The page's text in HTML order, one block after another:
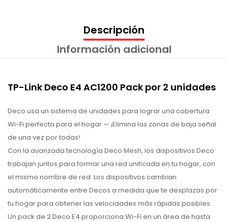
Descripción
Información adicional
TP-Link Deco E4 AC1200 Pack por 2 unidades
Deco usa un sistema de unidades para lograr una cobertura
Wi-Fi perfecta para el hogar — ¡Elimina las zonas de baja señal
de una vez por todas!
Con la avanzada tecnología Deco Mesh, los dispositivos Deco
trabajan juntos para formar una red unificada en tu hogar, con
el mismo nombre de red. Los dispositivos cambian
automáticamente entre Decos a medida que te desplazas por
tu hogar para obtener las velocidades más rápidas posibles.
Un pack de 2 Deco E4 proporciona Wi-Fi en un área de hasta